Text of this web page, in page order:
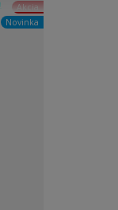
Akcia
Novinka